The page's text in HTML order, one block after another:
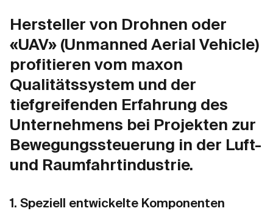
Hersteller von Drohnen oder
«UAV» (Unmanned Aerial Vehicle)
profitieren vom maxon
Qualitätssystem und der
tiefgreifenden Erfahrung des
Unternehmens bei Projekten zur
Bewegungssteuerung in der Luft-
und Raumfahrtindustrie.
1. Speziell entwickelte Komponenten